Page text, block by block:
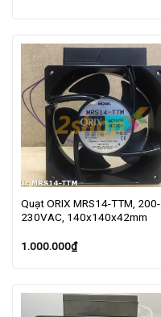
Quạt ORIX MRS14-TTM, 200-
230VAC, 140x140x42mm
1.000.000₫